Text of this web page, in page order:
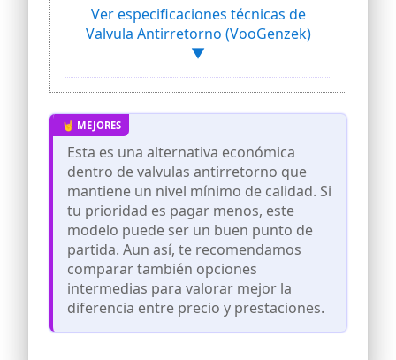
Función: la válvula unidireccional está
marcada con una flecha. Muestra la
dirección del flujo de fluido. La válvula
puede evitar que el combustible regrese
al tanque de combustible y lo mantiene
en la línea.
Material de calidad: la válvula de
retención sin retorno está hecha de
material de aleación de aluminio de
primera calidad, resistente y tiene un
mejor rendimiento.
Abrazaderas de resorte de manguera de
combustible: la interfaz de válvula de
retención de aleación de aluminio
adopta un patrón de pagoda en ambos
extremos, y hay 4 clips de resorte en el
paquete, que pueden fijar firmemente
la manguera de combustible, fácil de
desmontar y evitar fugas.
Ampliamente utilizado: la válvula de
Ver especificaciones técnicas de
Valvula Antirretorno (VooGenzek)
▼
Esta es una alternativa económica
dentro de valvulas antirretorno que
mantiene un nivel mínimo de calidad. Si
tu prioridad es pagar menos, este
modelo puede ser un buen punto de
partida. Aun así, te recomendamos
comparar también opciones
intermedias para valorar mejor la
diferencia entre precio y prestaciones.